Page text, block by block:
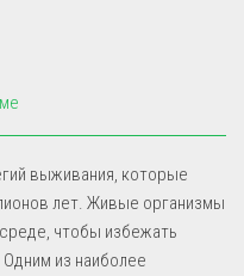
выживания, которые
лет. Живые организмы
чтобы избежать
из наиболее